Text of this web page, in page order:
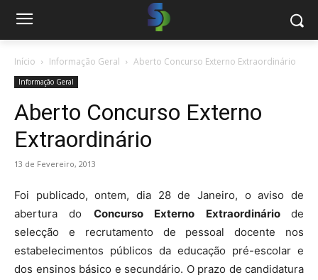
Início Informação Geral Aberto Concurso Externo Extraordinário
Informação Geral
Aberto Concurso Externo
Extraordinário
13 de Fevereiro, 2013
Foi publicado, ontem, dia 28 de Janeiro, o aviso de
abertura do Concurso Externo Extraordináriode
selecção e recrutamento de pessoal docente nos
estabelecimentos públicos da educação pré-escolar e
dos ensinos básico e secundário. O prazo de candidatura